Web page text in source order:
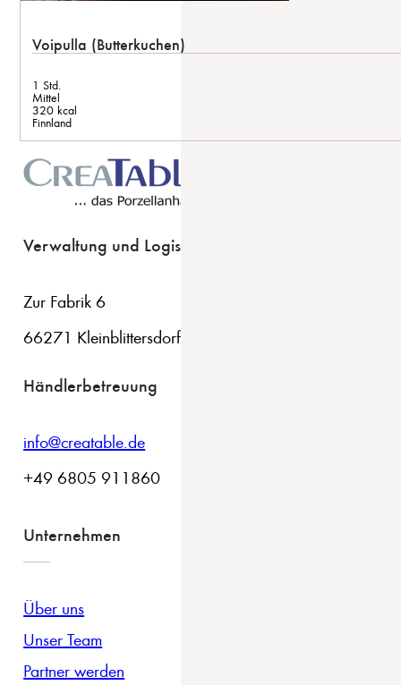
Voipulla (Butterkuchen)
1 Std.
Mittel
320 kcal
Finnland
Verwaltung und Logistik
Zur Fabrik 6
66271 Kleinblittersdorf
Händlerbetreuung
info@creatable.de
+49 6805 911860
Unternehmen
Über uns
Unser Team
Partner werden